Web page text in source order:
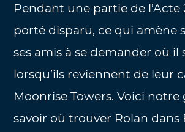
Pendant une partie de l’Acte
porté disparu, ce qui amène
ses amis à se demander où il
lorsqu’ils reviennent de leur
Moonrise Towers. Voici
savoir où trouver Rolan dans